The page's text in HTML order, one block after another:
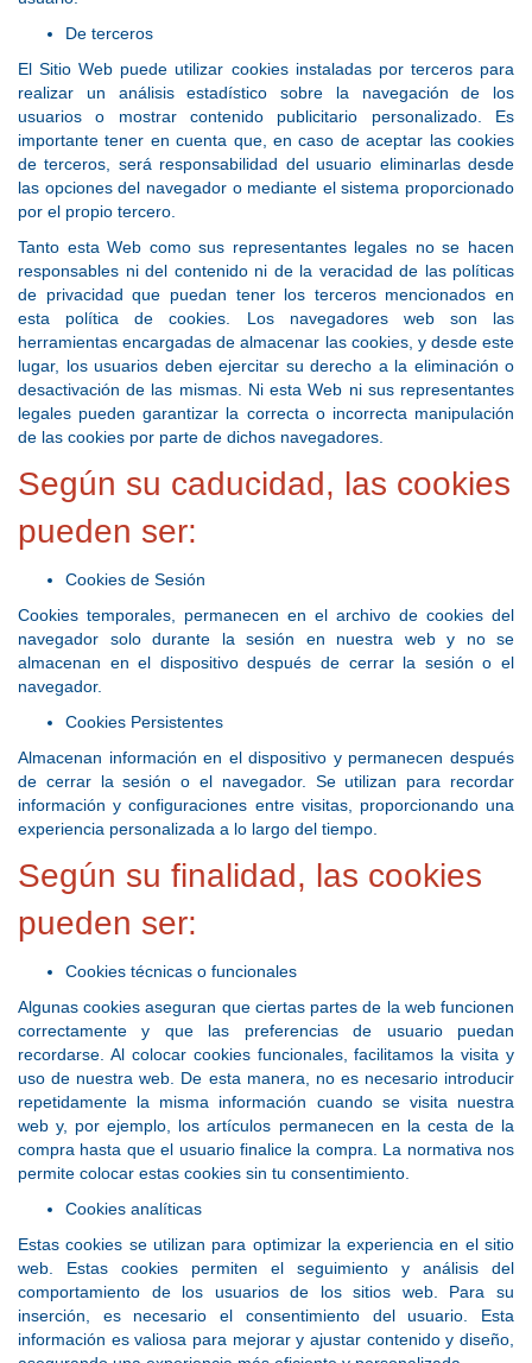
De terceros
El Sitio Web puede utilizar cookies instaladas por terceros para
realizar un análisis estadístico sobre la navegación de los
usuarios o mostrar contenido publicitario personalizado. Es
importante tener en cuenta que, en caso de aceptar las cookies
de terceros, será responsabilidad del usuario eliminarlas desde
las opciones del navegador o mediante el sistema proporcionado
por el propio tercero.
Tanto esta Web como sus representantes legales no se hacen
responsables ni del contenido ni de la veracidad de las políticas
de privacidad que puedan tener los terceros mencionados en
esta política de cookies. Los navegadores web son las
herramientas encargadas de almacenar las cookies, y desde este
lugar, los usuarios deben ejercitar su derecho a la eliminación o
desactivación de las mismas. Ni esta Web ni sus representantes
legales pueden garantizar la correcta o incorrecta manipulación
de las cookies por parte de dichos navegadores.
Según su caducidad, las cookies
pueden ser:
Cookies de Sesión
Cookies temporales, permanecen en el archivo de cookies del
navegador solo durante la sesión en nuestra web y no se
almacenan en el dispositivo después de cerrar la sesión o el
navegador.
Cookies Persistentes
Almacenan información en el dispositivo y permanecen después
de cerrar la sesión o el navegador. Se utilizan para recordar
información y configuraciones entre visitas, proporcionando una
experiencia personalizada a lo largo del tiempo.
Según su finalidad, las cookies
pueden ser:
Cookies técnicas o funcionales
Algunas cookies aseguran que ciertas partes de la web funcionen
correctamente y que las preferencias de usuario puedan
recordarse. Al colocar cookies funcionales, facilitamos la visita y
uso de nuestra web. De esta manera, no es necesario introducir
repetidamente la misma información cuando se visita nuestra
web y, por ejemplo, los artículos permanecen en la cesta de la
compra hasta que el usuario finalice la compra. La normativa nos
permite colocar estas cookies sin tu consentimiento.
Cookies analíticas
Estas cookies se utilizan para optimizar la experiencia en el sitio
web. Estas cookies permiten el seguimiento y análisis del
comportamiento de los usuarios de los sitios web. Para su
inserción, es necesario el consentimiento del usuario. Esta
información es valiosa para mejorar y ajustar contenido y diseño,